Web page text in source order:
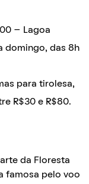
– Lagoa
domingo, das 8h
para tirolesa,
R$30 e R$80.
da Floresta
famosa pelo voo